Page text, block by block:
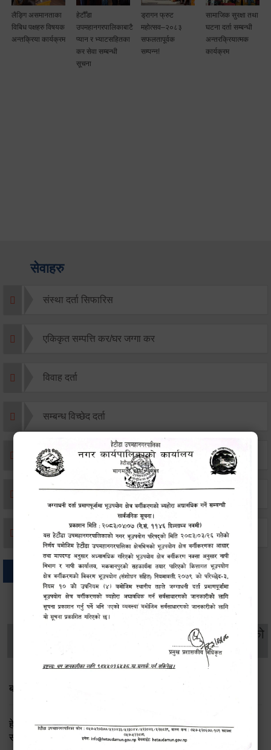
लैङ्गि असमानताका
विबिध पक्षहरु विषयक
अन्तक्रिया कार्यक्रम
हेटौँडा
उपमहानगरपालिकाबाटै
प्यान र भ्याटसहितका
कर सेवा सम्बन्धी
सूचना
ड्रागन फ्रुट
महोत्सव–२०८३
सफलतापूर्वक
सम्पन्न!
सामाजिक सुरक्षा तथा
घटना दर्ता सम्बन्धी
अन्तरक्रियात्मक
कार्यक्रम
सेवाहरु
संस्था दर्ता सिफारिस
एकिकृत सम्पत्ति कर/घर जग्गा कर
विवाह दर्ता
सम्बन्ध विच्छेद दर्ता
बसाइ-सराई जाने/आउने दर्ता
जन्म दर्ता
थप विवरणहरु
व्यक्तिगत घटना दर्ता
विकास
वातावरण
सूचनाको
बाल भेला तथा योजना तर्जुमा सम्बन्धी सूचना
हेटौंडा उपमहानगरपालिका: लैङ्गिक समानता तथा सामाजिक
समावेशीकरण परीक्षण प्रतिवेदन २०८२